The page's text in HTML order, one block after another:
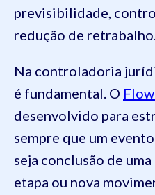
previsibilidade,
redução de
Na controladoria
é fundamental. O
desenvolvido para
sempre que um
seja conclusão de
etapa ou nova